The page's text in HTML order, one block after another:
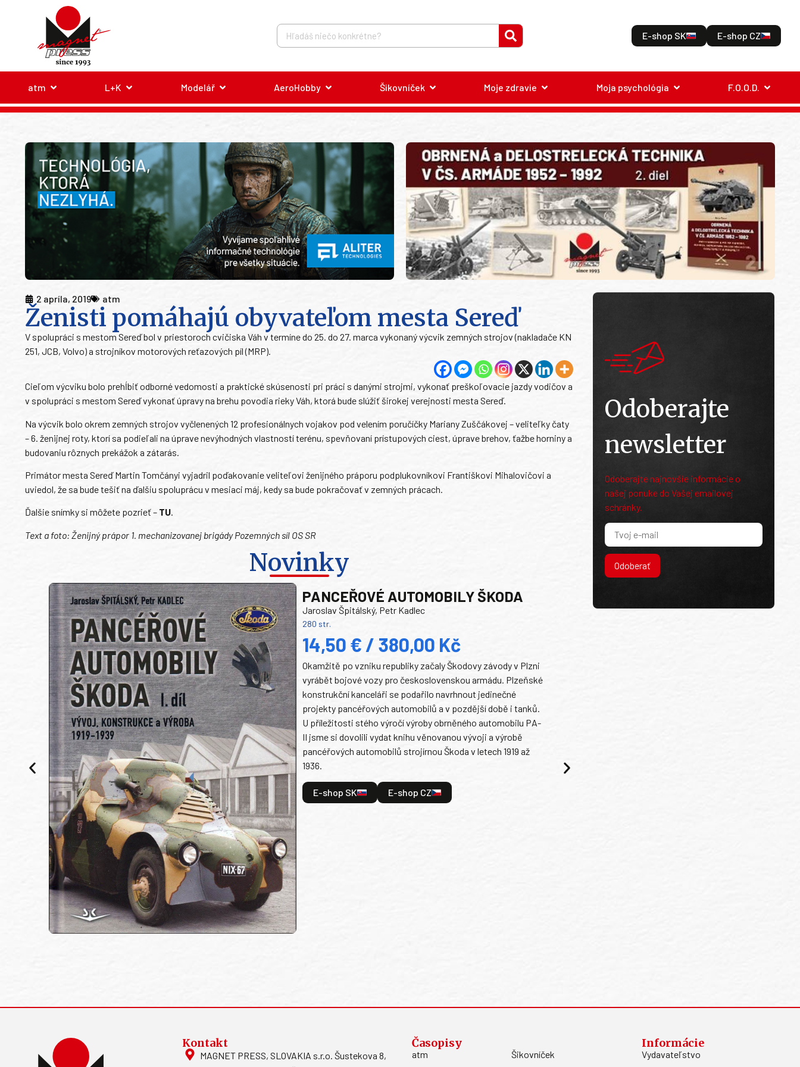
E-shop SK E-shop CZ
atm L+K Modelář AeroHobby Šikovníček Moje zdravie Moja psychológia F.O.O.D.
2 apríla, 2019 atm
Ženisti pomáhajú obyvateľom mesta Sereď
V spolupráci s mestom Sereď bol v priestoroch cvičiska Váh v termíne do 25. do 27. marca vykonaný výcvik zemných strojov (nakladače KN
251, JCB, Volvo) a strojníkov motorových reťazových píl (MRP).
Cieľom výcviku bolo prehĺbiť odborné vedomosti a praktické skúsenosti pri práci s danými strojmi, vykonať preškoľovacie jazdy vodičov a
v spolupráci s mestom Sereď vykonať úpravy na brehu povodia rieky Váh, ktorá bude slúžiť širokej verejnosti mesta Sereď.
Na výcvik bolo okrem zemných strojov vyčlenených 12 profesionálnych vojakov pod velením poručíčky Mariany Zuščákovej – veliteľky čaty
– 6. ženijnej roty, ktorí sa podieľali na úprave nevýhodných vlastností terénu, spevňovaní prístupových ciest, úprave brehov, ťažbe horniny a
budovaniu rôznych prekážok a zátarás.
Primátor mesta Sereď Martin Tomčányi vyjadril poďakovanie veliteľovi ženijného práporu podplukovníkovi Františkovi Mihalovičovi a
uviedol, že sa bude tešiť na ďalšiu spoluprácu v mesiaci máj, kedy sa bude pokračovať v zemných prácach.
Ďalšie snímky si môžete pozrieť – TU.
Text a foto: Ženijný prápor 1. mechanizovanej brigády Pozemných síl OS SR
Novinky
PANCEŘOVÉ AUTOMOBILY ŠKODA
Jaroslav Špitálský, Petr Kadlec
280 str.
14,50 € / 380,00 Kč
Okamžitě po vzniku republiky začaly Škodovy závody v Plzni
vyrábět bojové vozy pro československou armádu. Plzeňské
konstrukční kanceláři se podařilo navrhnout jedinečné
projekty pancéřových automobilů a v pozdější době i tanků.
U příležitosti stého výročí výroby obrněného automobilu PA-
II jsme si dovolili vydat knihu věnovanou vývoji a výrobě
pancéřových automobilů strojírnou Škoda v letech 1919 až
1936.
E-shop SK E-shop CZ
Odoberajte
newsletter
Odoberajte najnovšie informácie o
našej ponuke do Vašej emailovej
schránky.
Odoberať
Kontakt
MAGNET PRESS, SLOVAKIA s.r.o. Šustekova 8,
Časopisy
atm
Šikovníček
Informácie
Vydavateľstvo